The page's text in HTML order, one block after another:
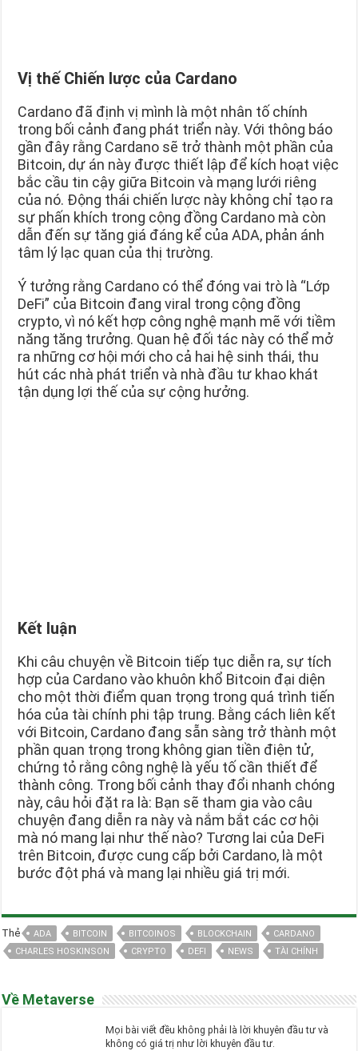
Vị thế Chiến lược của Cardano
Cardano đã định vị mình là một nhân tố chính
trong bối cảnh đang phát triển này. Với thông báo
gần đây rằng Cardano sẽ trở thành một phần của
Bitcoin, dự án này được thiết lập để kích hoạt việc
bắc cầu tin cậy giữa Bitcoin và mạng lưới riêng
của nó. Động thái chiến lược này không chỉ tạo ra
sự phấn khích trong cộng đồng Cardano mà còn
dẫn đến sự tăng giá đáng kể của ADA, phản ánh
tâm lý lạc quan của thị trường.
Ý tưởng rằng Cardano có thể đóng vai trò là “Lớp
DeFi” của Bitcoin đang viral trong cộng đồng
crypto, vì nó kết hợp công nghệ mạnh mẽ với tiềm
năng tăng trưởng. Quan hệ đối tác này có thể mở
ra những cơ hội mới cho cả hai hệ sinh thái, thu
hút các nhà phát triển và nhà đầu tư khao khát
tận dụng lợi thế của sự cộng hưởng.
Kết luận
Khi câu chuyện về Bitcoin tiếp tục diễn ra, sự tích
hợp của Cardano vào khuôn khổ Bitcoin đại diện
cho một thời điểm quan trọng trong quá trình tiến
hóa của tài chính phi tập trung. Bằng cách liên kết
với Bitcoin, Cardano đang sẵn sàng trở thành một
phần quan trọng trong không gian tiền điện tử,
chứng tỏ rằng công nghệ là yếu tố cần thiết để
thành công. Trong bối cảnh thay đổi nhanh chóng
này, câu hỏi đặt ra là: Bạn sẽ tham gia vào câu
chuyện đang diễn ra này và nắm bắt các cơ hội
mà nó mang lại như thế nào? Tương lai của DeFi
trên Bitcoin, được cung cấp bởi Cardano, là một
bước đột phá và mang lại nhiều giá trị mới.
Thẻ ADA BITCOIN BITCOINOS BLOCKCHAIN
CARDANO
CHARLES HOSKINSON
CRYPTO DEFI NEWS TÀI CHÍNH
Về Metaverse
Mọi bài viết đều không phải là lời khuyên đầu tư và
không có giá trị như lời khuyên đầu tư.